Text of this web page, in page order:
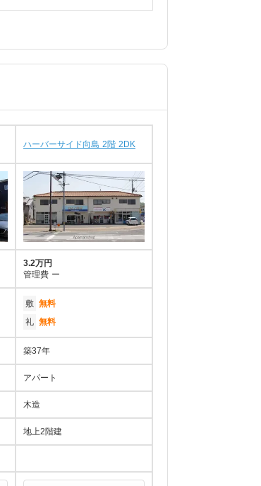
ハーバーサイド向島 2階 2DK
3.2万円
管理費 ー
敷 無料
礼 無料
築37年
アパート
木造
地上2階建